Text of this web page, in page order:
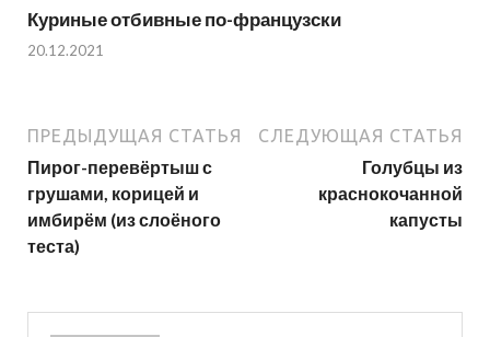
Куриные отбивные по-французски
20.12.2021
ПРЕДЫДУЩАЯ СТАТЬЯ
Пирог-перевёртыш с
грушами, корицей и
имбирём (из слоёного
теста)
СЛЕДУЮЩАЯ СТАТЬЯ
Голубцы из
краснокочанной
капусты